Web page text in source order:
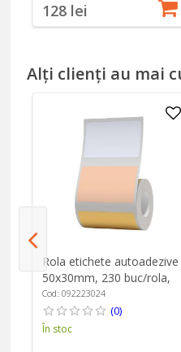
128 lei
Alți clienți au mai
Rola etichete autoadezive
50x30mm, 230 buc/rola,
Healing Forest - NIIMBOT
Cod: 092223024
(0)
În stoc